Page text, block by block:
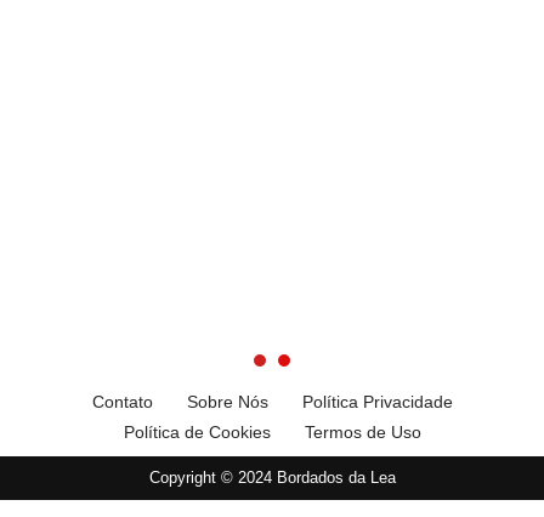
Contato Sobre Nós
Política Privacidade
Política de Cookies
Termos de Uso
Copyright © 2024 Bordados da Lea